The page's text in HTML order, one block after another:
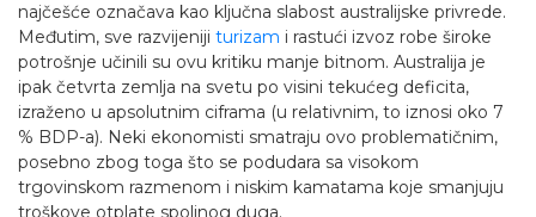
najčešće označava kao ključna slabost australijske privrede.
Međutim, sve razvijeniji turizam i rastući izvoz robe široke
potrošnje učinili su ovu kritiku manje bitnom. Australija je
ipak četvrta zemlja na svetu po visini tekućeg deficita,
izraženo u apsolutnim ciframa (u relativnim, to iznosi oko 7
% BDP-a). Neki ekonomisti smatraju ovo problematičnim,
posebno zbog toga što se podudara sa visokom
trgovinskom razmenom i niskim kamatama koje smanjuju
troškove otplate spoljnog duga.